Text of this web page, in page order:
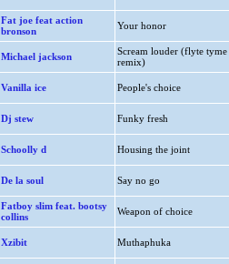
Fat joe feat action
bronson
Your honor
Michael jackson
Scream louder (flyte tyme
remix)
Vanilla ice People's choice
Dj stew Funky fresh
Schoolly d Housing the joint
De la soul Say no go
Fatboy slim feat. bootsy
collins
Weapon of choice
Xzibit Muthaphuka